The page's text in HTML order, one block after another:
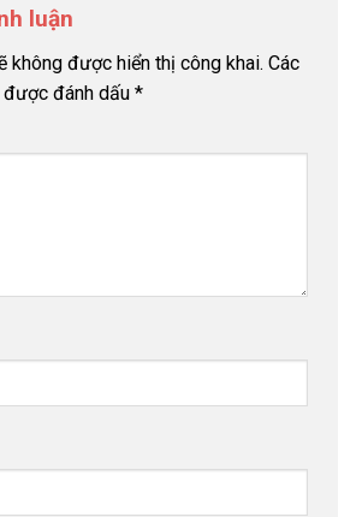
luận
không được hiển thị công khai. Các
đánh dấu *